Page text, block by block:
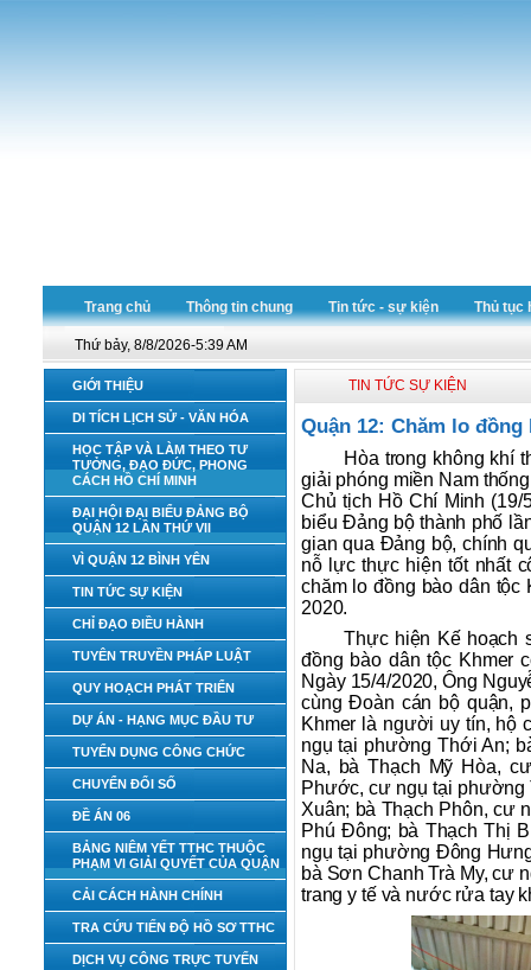
Trang chủ Thông tin chung Tin tức - sự kiện Thủ tục
Thứ bảy, 8/8/2026-5:39 AM
GIỚI THIỆU
DI TÍCH LỊCH SỬ - VĂN HÓA
HỌC TẬP VÀ LÀM THEO TƯ
TƯỞNG, ĐẠO ĐỨC, PHONG
CÁCH HỒ CHÍ MINH
ĐẠI HỘI ĐẠI BIỂU ĐẢNG BỘ
QUẬN 12 LẦN THỨ VII
VÌ QUẬN 12 BÌNH YÊN
TIN TỨC SỰ KIỆN
CHỈ ĐẠO ĐIỀU HÀNH
TUYÊN TRUYỀN PHÁP LUẬT
QUY HOẠCH PHÁT TRIỂN
DỰ ÁN - HẠNG MỤC ĐẦU TƯ
TUYỂN DỤNG CÔNG CHỨC
CHUYỂN ĐỔI SỐ
ĐỀ ÁN 06
BẢNG NIÊM YẾT TTHC THUỘC
PHẠM VI GIẢI QUYẾT CỦA QUẬN
CẢI CÁCH HÀNH CHÍNH
TRA CỨU TIẾN ĐỘ HỒ SƠ TTHC
DỊCH VỤ CÔNG TRỰC TUYẾN
TIN TỨC SỰ KIỆN
Quận 12: Chăm lo
Hòa trong không khí
giải phóng miền Nam
Chủ tịch Hồ Chí Minh
biểu Đảng bộ thành phố
gian qua Đảng bộ, chính
nỗ lực thực hiện tốt nhất
chăm lo đồng bào dân tộc
2020.
Thực hiện Kế hoạch
đồng bào dân tộc Khmer
Ngày 15/4/2020, Ông
cùng Đoàn cán bộ quận,
Khmer là người uy tín, hộ
ngụ tại phường Thới An;
Na, bà Thạch Mỹ Hòa,
Phước, cư ngụ tại phường
Xuân; bà Thạch Phôn, cư
Phú Đông; bà Thạch Thị
ngụ tại phường Đông
bà Sơn Chanh Trà My, cư
trang y tế và nước rửa tay